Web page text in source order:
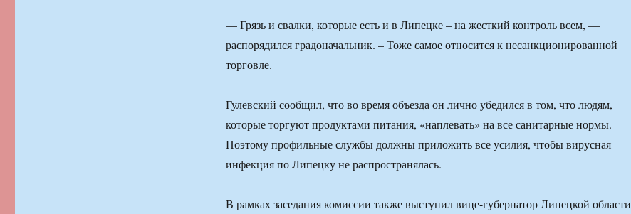
— Грязь и свалки, которые есть и в Липецке – на жесткий контроль всем, —
распорядился градоначальник. – Тоже самое относится к несанкционированной
торговле.
Гулевский сообщил, что во время объезда он лично убедился в том, что людям,
которые торгуют продуктами питания, «наплевать» на все санитарные нормы.
Поэтому профильные службы должны приложить все усилия, чтобы вирусная
инфекция по Липецку не распространялась.
В рамках заседания комиссии также выступил вице-губернатор Липецкой области